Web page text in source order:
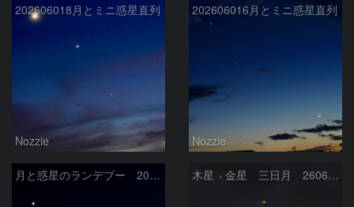
202606018月とミニ惑星直列
Nozzie
202606016月とミニ惑星直列
Nozzie
月と惑星のランデブー 2026/06/19 木星 金星 三日月 260618